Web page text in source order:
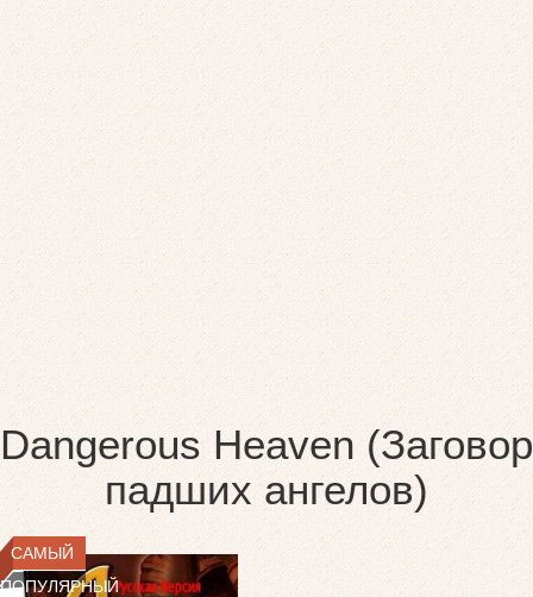
Dangerous Heaven (Заговор
падших ангелов)
САМЫЙ
ПОПУЛЯРНЫЙ